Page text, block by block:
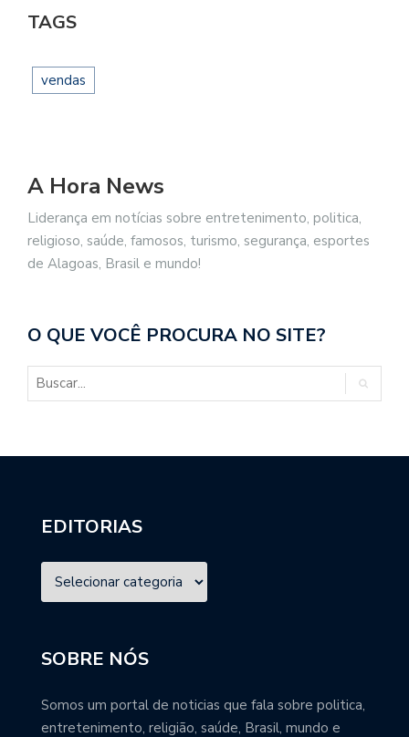
TAGS
vendas
A Hora News
Liderança em notícias sobre entretenimento, politica,
religioso, saúde, famosos, turismo, segurança, esportes
de Alagoas, Brasil e mundo!
O QUE VOCÊ PROCURA NO SITE?
EDITORIAS
SOBRE NÓS
Somos um portal de noticias que fala sobre politica,
entretenimento, religião, saúde, Brasil, mundo e